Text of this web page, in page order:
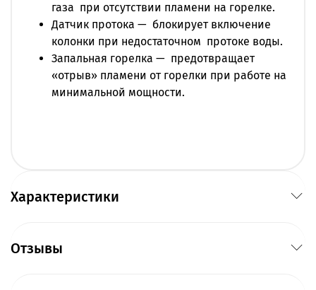
газа при отсутствии пламени на горелке.
Датчик протока — блокирует включение
колонки при недостаточном протоке воды.
Запальная горелка — предотвращает
«отрыв» пламени от горелки при работе на
минимальной мощности.
Характеристики
Отзывы